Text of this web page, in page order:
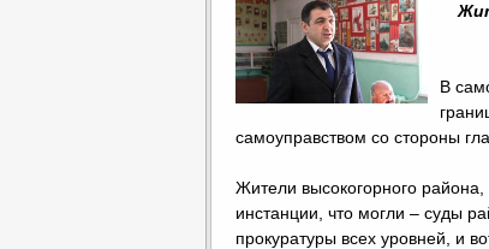
В
самоуправством со стороны
Жители высокогорного
инстанции, что могли – суды
прокуратуры всех уровней, и